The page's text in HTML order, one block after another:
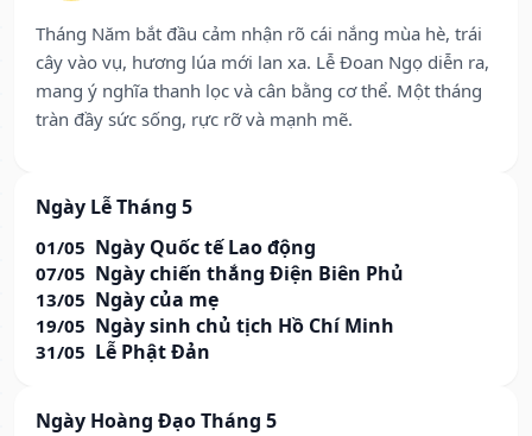
Tháng Năm bắt đầu cảm nhận rõ cái nắng mùa hè, trái
cây vào vụ, hương lúa mới lan xa. Lễ Đoan Ngọ diễn ra,
mang ý nghĩa thanh lọc và cân bằng cơ thể. Một tháng
tràn đầy sức sống, rực rỡ và mạnh mẽ.
Ngày Lễ Tháng 5
01/05 Ngày Quốc tế Lao động
07/05 Ngày chiến thắng Điện Biên Phủ
13/05 Ngày của mẹ
19/05 Ngày sinh chủ tịch Hồ Chí Minh
31/05 Lễ Phật Đản
Ngày Hoàng Đạo Tháng 5